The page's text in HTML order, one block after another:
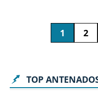
1 2
TOP